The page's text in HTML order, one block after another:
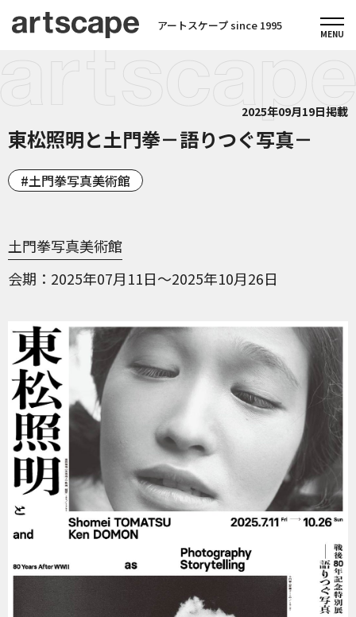
アートスケープ since 1995
2025年09月19日掲載
東松照明と土門拳－語りつぐ写真－
土門拳写真美術館
土門拳写真美術館
会期
2025年07月11日～2025年10月26日